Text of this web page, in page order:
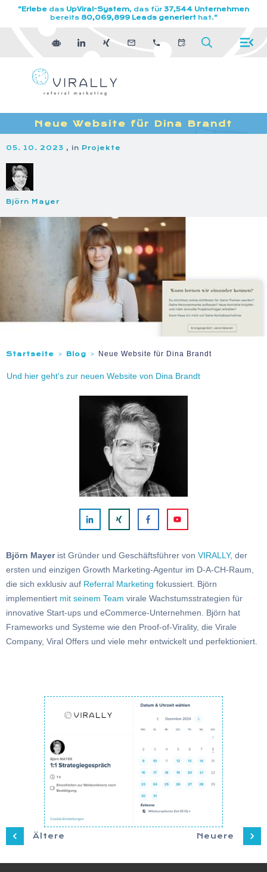
"Erlebe das UpViral-System, das für 37,544 Unternehmen
bereits 80,069,899 Leads generierthat."
Neue Website für Dina Brandt
05. 10. 2023 , in Projekte
Björn Mayer
Startseite > Blog > Neue Website für Dina Brandt
Und hier geht's zur neuen Website von Dina Brandt
Björn Mayerist Gründer und Geschäftsführer von VIRALLY, der
ersten und einzigen Growth Marketing-Agentur im D-A-CH-Raum,
die sich exklusiv auf Referral Marketing fokussiert. Björn
implementiert mit seinem Team virale Wachstumsstrategien für
innovative Start-ups und eCommerce-Unternehmen. Björn hat
Frameworks und Systeme wie den Proof-of-Virality, die Virale
Company, Viral Offers und viele mehr entwickelt und perfektioniert.
Ältere Neuere